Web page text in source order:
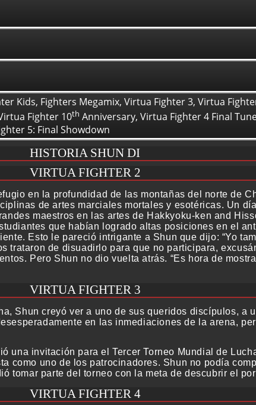
Kids, Fighters Megamix, Virtua Fighter 3, Virtua
Fighter 10th Anniversary, Virtua Fighter 4 Final
5: Final Showdown
HISTORIA SHUN DI
VIRTUA FIGHTER 2
en la profundidad de las montañas del norte de
de artes marciales mortales y esotéricas. Un
maestros en las artes de Hakkyoku-ken and
que habían logrado altas posiciones en el
Esto le pareció intrigante a Shun que dijo: “Yo
trataron de disuadirlo para que no participara,
Pero Shun no dio vuelta atrás. “Es hora de
VIRTUA FIGHTER 3
Shun creyó ver a uno de sus queridos discípulos, a
en las inmediaciones de la arena,
una invitación para el Tercer Torneo Mundial de
como uno de los patrocinadores. Shun no podía
tomar parte del torneo con la meta de descubrir el
VIRTUA FIGHTER 4